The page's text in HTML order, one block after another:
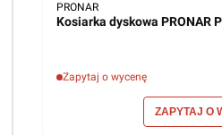
Kosiarka dyskowa PRONAR
Zapytaj o wycenę
PRONAR